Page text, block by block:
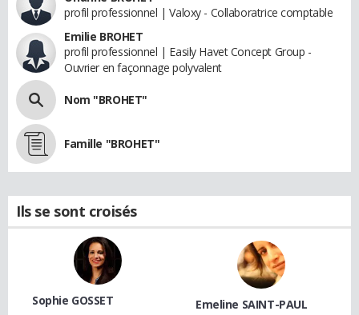
profil professionnel | Valoxy - Collaboratrice comptable
Emilie BROHET
profil professionnel | Easily Havet Concept Group -
Ouvrier en façonnage polyvalent
Nom "BROHET"
Famille "BROHET"
Ils se sont croisés
Sophie GOSSET Emeline SAINT-PAUL